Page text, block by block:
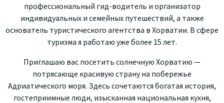
профессиональный гид-водитель и организатор
индивидуальных и семейных путешествий, а также
основатель туристического агентства в Хорватии. В сфере
туризма я работаю уже более 15 лет.
Приглашаю вас посетить солнечную Хорватию —
потрясающе красивую страну на побережье
Адриатического моря. Здесь сочетаются богатая история,
гостеприимные люди, изысканная национальная кухня,